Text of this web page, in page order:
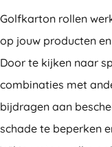
Golfkarton rollen
op jouw producten
Door te kijken naar
combinaties met
bijdragen aan
schade te beperken